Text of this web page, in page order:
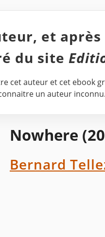
et
du site
cet auteur et cet ebook
un auteur inconnu.
Nowhere
Bernard